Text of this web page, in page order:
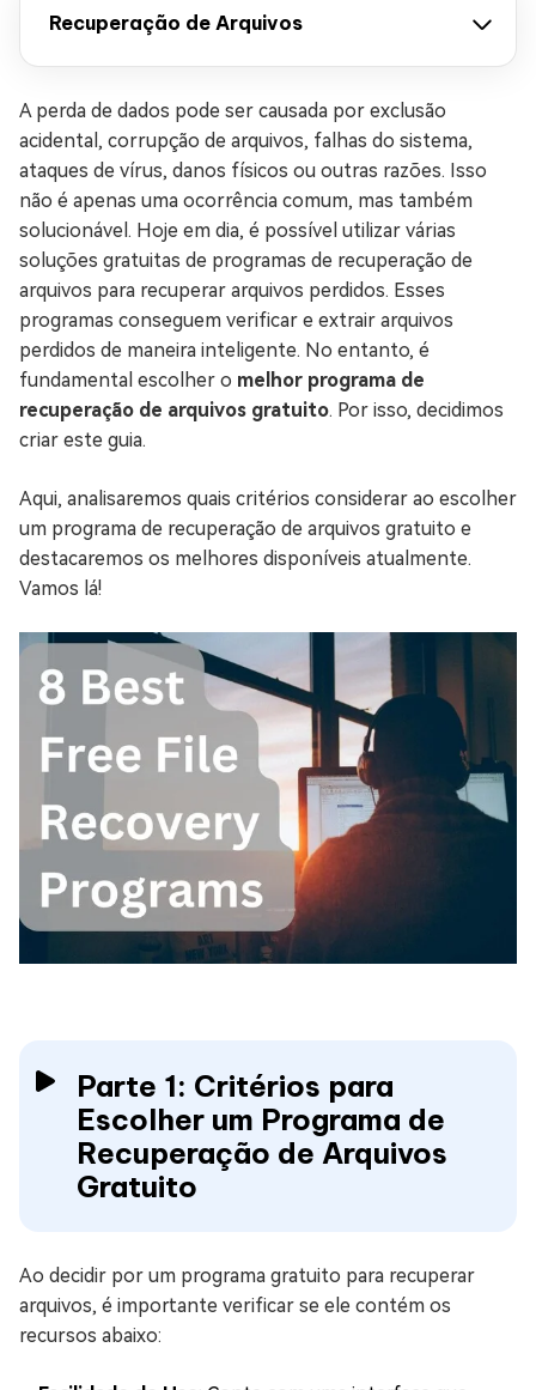
Recuperação de Arquivos
A perda de dados pode ser causada por exclusão
acidental, corrupção de arquivos, falhas do sistema,
ataques de vírus, danos físicos ou outras razões. Isso
não é apenas uma ocorrência comum, mas também
solucionável. Hoje em dia, é possível utilizar várias
soluções gratuitas de programas de recuperação de
arquivos para recuperar arquivos perdidos. Esses
programas conseguem verificar e extrair arquivos
perdidos de maneira inteligente. No entanto, é
fundamental escolher o melhor programa de
recuperação de arquivos gratuito. Por isso, decidimos
criar este guia.
Aqui, analisaremos quais critérios considerar ao escolher
um programa de recuperação de arquivos gratuito e
destacaremos os melhores disponíveis atualmente.
Vamos lá!
Parte 1: Critérios para
Escolher um Programa de
Recuperação de Arquivos
Gratuito
Ao decidir por um programa gratuito para recuperar
arquivos, é importante verificar se ele contém os
recursos abaixo: